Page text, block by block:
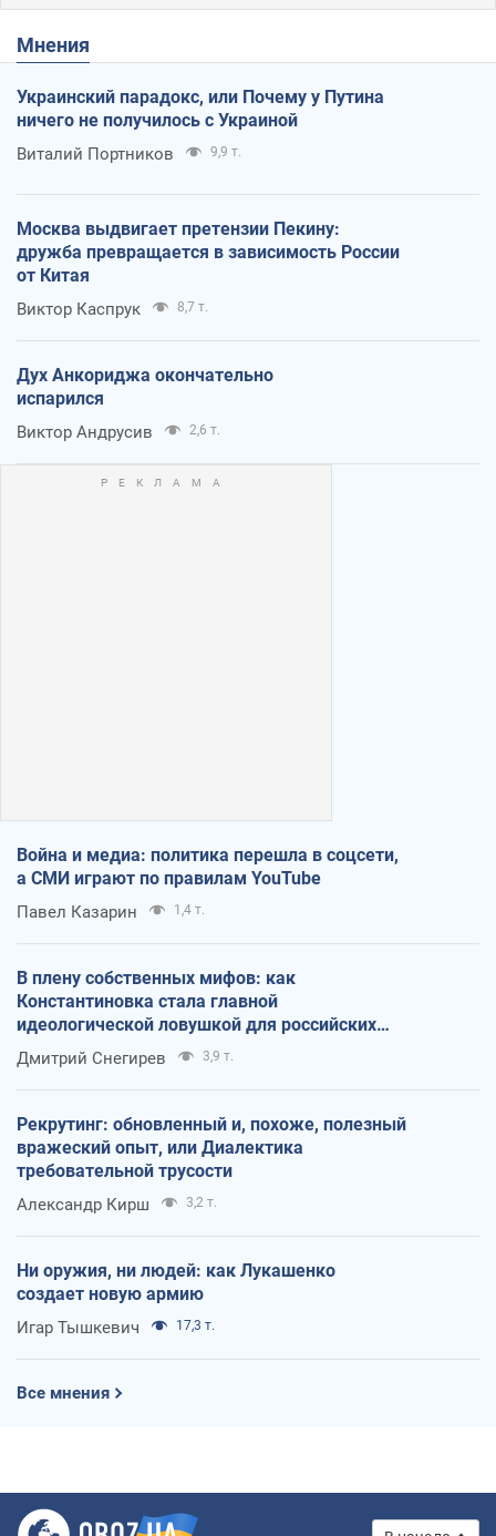
Мнения
Украинский парадокс, или Почему у Путина
ничего не получилось с Украиной
Виталий Портников 9,9 т.
Москва выдвигает претензии Пекину:
дружба превращается в зависимость России
от Китая
Виктор Каспрук 8,7 т.
Дух Анкориджа окончательно
испарился
Виктор Андрусив 2,6 т.
Война и медиа: политика перешла в соцсети,
а СМИ играют по правилам YouTube
Павел Казарин 1,4 т.
В плену собственных мифов: как
Константиновка стала главной
идеологической ловушкой для российских
оккупантов
Дмитрий Снегирев 3,9 т.
Рекрутинг: обновленный и, похоже, полезный
вражеский опыт, или Диалектика
требовательной трусости
Александр Кирш 3,2 т.
Ни оружия, ни людей: как Лукашенко
создает новую армию
Игар Тышкевич 17,3 т.
Все мнения